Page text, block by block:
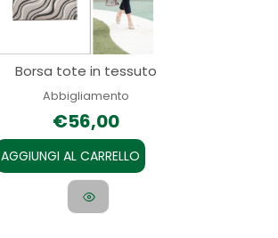
Borsa tote in tessuto
Abbigliamento
€56,00
AGGIUNGI AL CARRELLO